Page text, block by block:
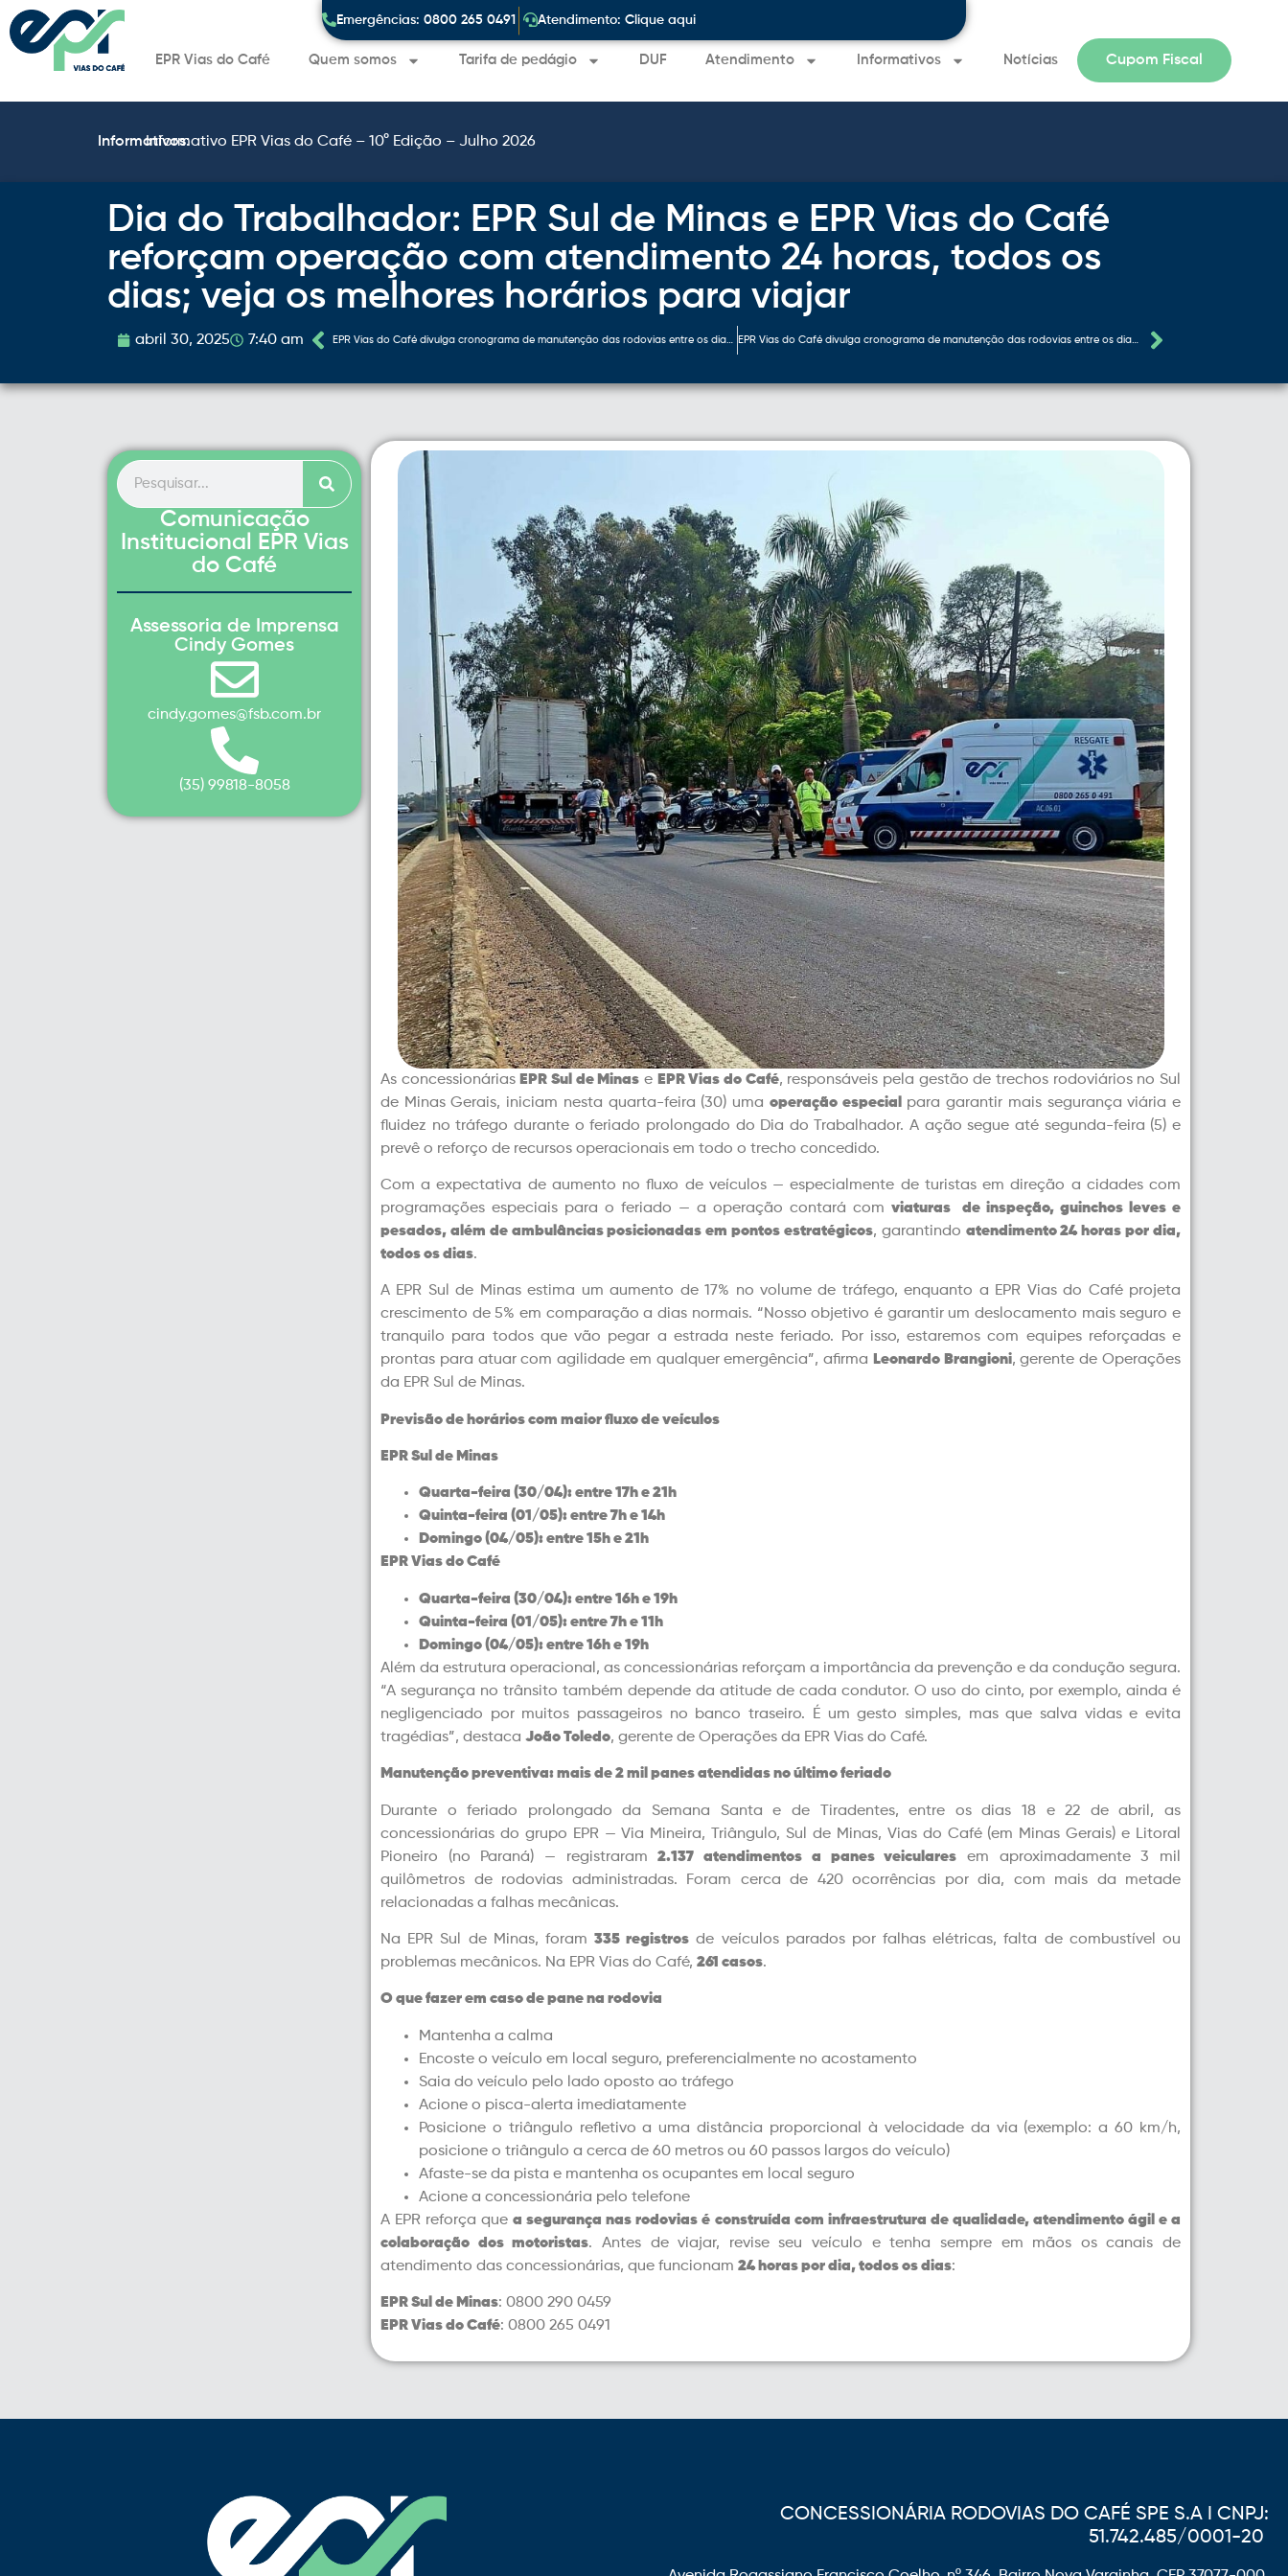
EPR Vias do Café Quem somos Tarifa de pedágio DUF Atendimento Informativos Notícias Cupom Fiscal
Informativos:Informativo EPR Vias do Café – 10° Edição – Julho 2026
Emergências: 0800 265 0491 Atendimento: Clique aqui
Dia do Trabalhador: EPR Sul de Minas e EPR Vias do Café
reforçam operação com atendimento 24 horas, todos os
dias; veja os melhores horários para viajar
abril 30, 2025 7:40 am EPR Vias do Café divulga cronograma de manutenção das rodovias entre os dias 28 e 30 de abril EPR Vias do Café divulga cronograma de manutenção das rodovias entre os dias 5 e 9 de maio
Comunicação
Institucional EPR Vias
do Café
Assessoria de Imprensa
Cindy Gomes
cindy.gomes@fsb.com.br
(35) 99818-8058
As concessionárias EPR Sul de Minas e EPR Vias do Café, responsáveis pela gestão de trechos rodoviários no Sul
de Minas Gerais, iniciam nesta quarta-feira (30) uma operação especial
para garantir mais segurança viária e
fluidez no tráfego durante o feriado prolongado do Dia do Trabalhador. A ação segue até segunda-feira (5) e
prevê o reforço de recursos operacionais em todo o trecho concedido.
Com a expectativa de aumento no fluxo de veículos — especialmente de turistas em direção a cidades com
programações especiais para o feriado — a operação contará com viaturas de inspeção, guinchos leves e
pesados, além de ambulâncias posicionadas em pontos estratégicos, garantindo atendimento 24 horas por dia,
todos os dias.
A EPR Sul de Minas estima um aumento de 17% no volume de tráfego, enquanto a EPR Vias do Café projeta
crescimento de 5% em comparação a dias normais. “Nosso objetivo é garantir um deslocamento mais seguro e
tranquilo para todos que vão pegar a estrada neste feriado. Por isso, estaremos com equipes reforçadas e
prontas para atuar com agilidade em qualquer emergência”, afirma Leonardo Brangioni, gerente de Operações
da EPR Sul de Minas.
Previsão de horários com maior fluxo de veículos
EPR Sul de Minas
Quarta-feira (30/04): entre 17h e 21h
Quinta-feira (01/05): entre 7h e 14h
Domingo (04/05): entre 15h e 21h
EPR Vias do Café
Quarta-feira (30/04): entre 16h e 19h
Quinta-feira (01/05): entre 7h e 11h
Domingo (04/05): entre 16h e 19h
Além da estrutura operacional, as concessionárias reforçam a importância da prevenção e da condução segura.
“A segurança no trânsito também depende da atitude de cada condutor. O uso do cinto, por exemplo, ainda é
negligenciado por muitos passageiros no banco traseiro. É um gesto simples, mas que salva vidas e evita
tragédias”, destaca João Toledo, gerente de Operações da EPR Vias do Café.
Manutenção preventiva: mais de 2 mil panes atendidas no último feriado
Durante o feriado prolongado da Semana Santa e de Tiradentes, entre os dias 18 e 22 de abril, as
concessionárias do grupo EPR — Via Mineira, Triângulo, Sul de Minas, Vias do Café (em Minas Gerais) e Litoral
Pioneiro (no Paraná) — registraram2.137 atendimentos a panes veiculares em aproximadamente 3 mil
quilômetros de rodovias administradas. Foram cerca de 420 ocorrências por dia, com mais da metade
relacionadas a falhas mecânicas.
Na EPR Sul de Minas, foram335 registros de veículos parados por falhas elétricas, falta de combustível ou
problemas mecânicos. Na EPR Vias do Café, 261 casos.
O que fazer em caso de pane na rodovia
Mantenha a calma
Encoste o veículo em local seguro, preferencialmente no acostamento
Saia do veículo pelo lado oposto ao tráfego
Acione o pisca-alerta imediatamente
Posicione o triângulo refletivo a uma distância proporcional à velocidade da via (exemplo: a 60 km/h,
posicione o triângulo a cerca de 60 metros ou 60 passos largos do veículo)
Afaste-se da pista e mantenha os ocupantes em local seguro
Acione a concessionária pelo telefone
A EPR reforça quea segurança nas rodovias é construída com infraestrutura de qualidade, atendimento ágil e a
colaboração dos motoristas. Antes de viajar, revise seu veículo e tenha sempre em mãos os canais de
atendimento das concessionárias, que funcionam 24 horas por dia, todos os dias:
EPR Sul de Minas: 0800 290 0459
EPR Vias do Café: 0800 265 0491
CONCESSIONÁRIA RODOVIAS DO CAFÉ SPE S.A I CNPJ:
51.742.485/0001-20